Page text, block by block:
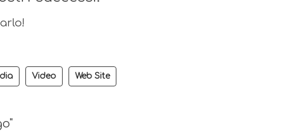
Video Web Site